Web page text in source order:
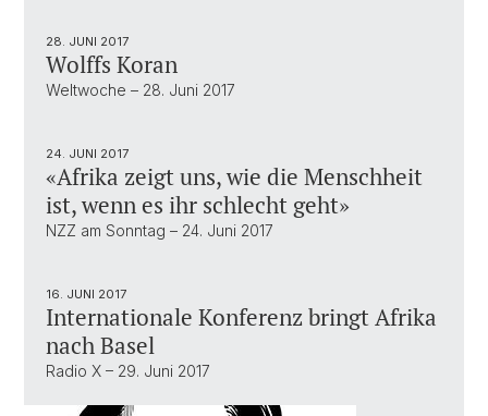
28. JUNI 2017
Wolffs Koran
Weltwoche – 28. Juni 2017
24. JUNI 2017
«Afrika zeigt uns, wie die Menschheit
ist, wenn es ihr schlecht geht»
NZZ am Sonntag – 24. Juni 2017
16. JUNI 2017
Internationale Konferenz bringt Afrika
nach Basel
Radio X – 29. Juni 2017